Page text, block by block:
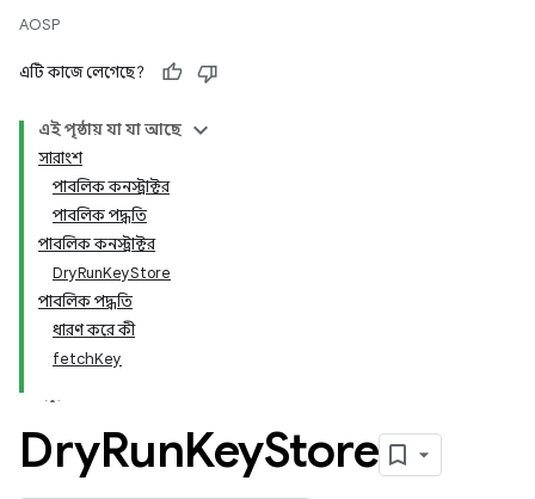
AOSP
এটি কাজে লেগেছে?
এই পৃষ্ঠায় যা যা আছে
সারাংশ
পাবলিক কনস্ট্রাক্টর
পাবলিক পদ্ধতি
পাবলিক কনস্ট্রাক্টর
DryRunKeyStore
পাবলিক পদ্ধতি
ধারণ করে কী
fetchKey
DryRunKeyStore